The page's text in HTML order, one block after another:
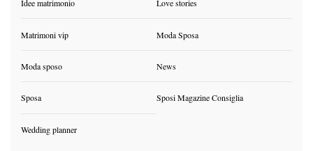
Idee matrimonio Love stories
Matrimoni vip Moda Sposa
Moda sposo News
Sposa Sposi Magazine Consiglia
Wedding planner